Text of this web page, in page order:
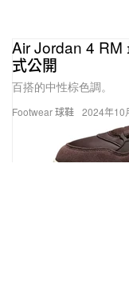
Footwear 球鞋
Air Jordan 4 RM
式公開
百搭的中性棕色調。
2024年10